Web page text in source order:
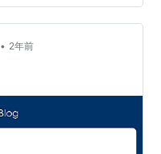
を着眼でにらみ落と
気合を出せ！と言って
した。 私の空手の師
では道場の壁に穴が
• 2年前